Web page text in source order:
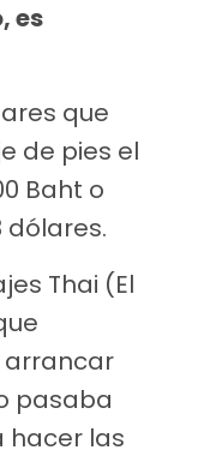
es
que
de pies el
Baht o
dólares.
Thai (El
arrancar
pasaba
hacer las